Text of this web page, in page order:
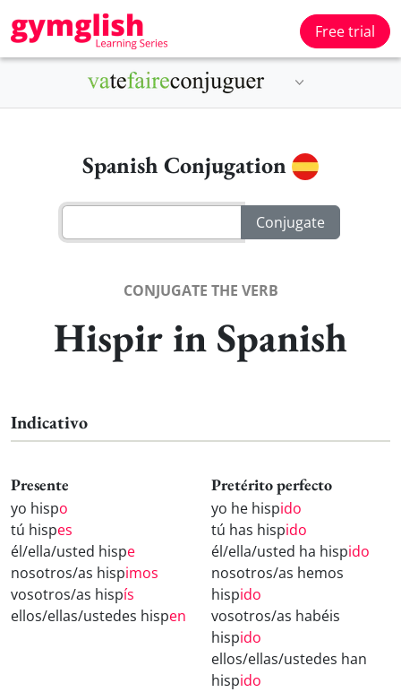
Free trial
Spanish Conjugation
CONJUGATE THE VERB
Hispir in Spanish
Indicativo
Presente
yo hispo
tú hispes
él/ella/usted hispe
nosotros/as hispimos
vosotros/as hispís
ellos/ellas/ustedes hispen
Pretérito perfecto
yo he hispido
tú has hispido
él/ella/usted ha hispido
nosotros/as hemos
hispido
vosotros/as habéis
hispido
ellos/ellas/ustedes han
hispido